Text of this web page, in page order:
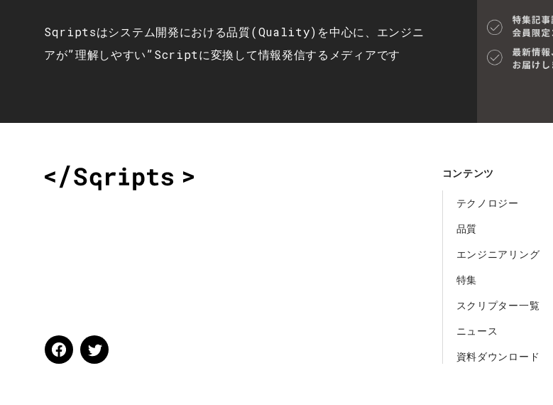
Sqriptsはシステム開発における品質(Quality)を中心に、エンジニ
アが”理解しやすい”Scriptに変換して情報発信するメディアです
コンテンツ
テクノロジー
品質
エンジニアリング
特集
スクリプター一覧
ニュース
資料ダウンロード